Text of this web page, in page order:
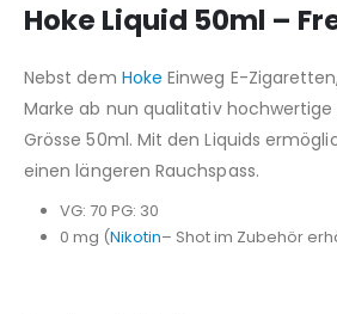
Hoke Liquid 50ml –
Nebst dem Hoke Einweg E-
Marke ab nun qualitativ hochwertige
Grösse 50ml. Mit den Liquids
einen längeren Rauchspass.
VG: 70 PG: 30
0 mg (Nikotin– Shot im Zubehör